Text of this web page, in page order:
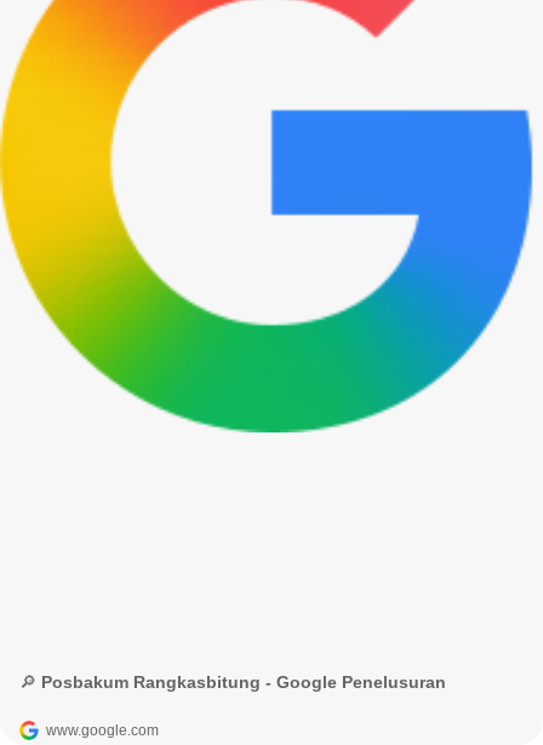
🔎 Posbakum Rangkasbitung - Google Penelusuran
www.google.com